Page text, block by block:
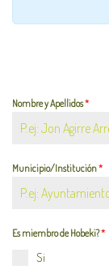
Nombre y Apellidos*
Municipio/Institución*
Es miembro de Hobeki?*
Si